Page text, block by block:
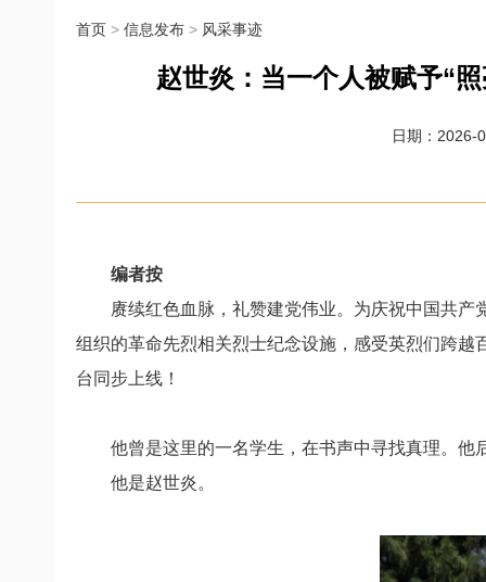
首页 > 信息发布 > 风采事迹
赵世炎：当一个人被赋予“
日期：2026-
编者按
赓续红色血脉，礼赞建党伟业。为庆祝中国共
组织的革命先烈相关烈士纪念设施，感受英烈们跨
台同步上线！
他曾是这里的一名学生，在书声中寻找真理。他
他是赵世炎。